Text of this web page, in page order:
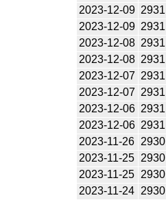
2023-12-09 2931
2023-12-09 2931
2023-12-08 2931
2023-12-08 2931
2023-12-07 2931
2023-12-07 2931
2023-12-06 2931
2023-12-06 2931
2023-11-26
2930
2023-11-25
2930
2023-11-25
2930
2023-11-24
2930